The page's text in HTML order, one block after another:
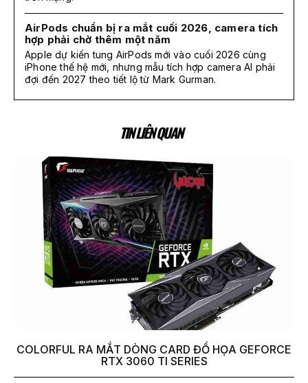
AirPods chuẩn bị ra mắt cuối 2026, camera tích
hợp phải chờ thêm một năm
Apple dự kiến tung AirPods mới vào cuối 2026 cùng
iPhone thế hệ mới, nhưng mẫu tích hợp camera AI phải
đợi đến 2027 theo tiết lộ từ Mark Gurman.
TIN LIÊN QUAN
COLORFUL RA MẮT DÒNG CARD ĐỒ HỌA GEFORCE
RTX 3060 TI SERIES